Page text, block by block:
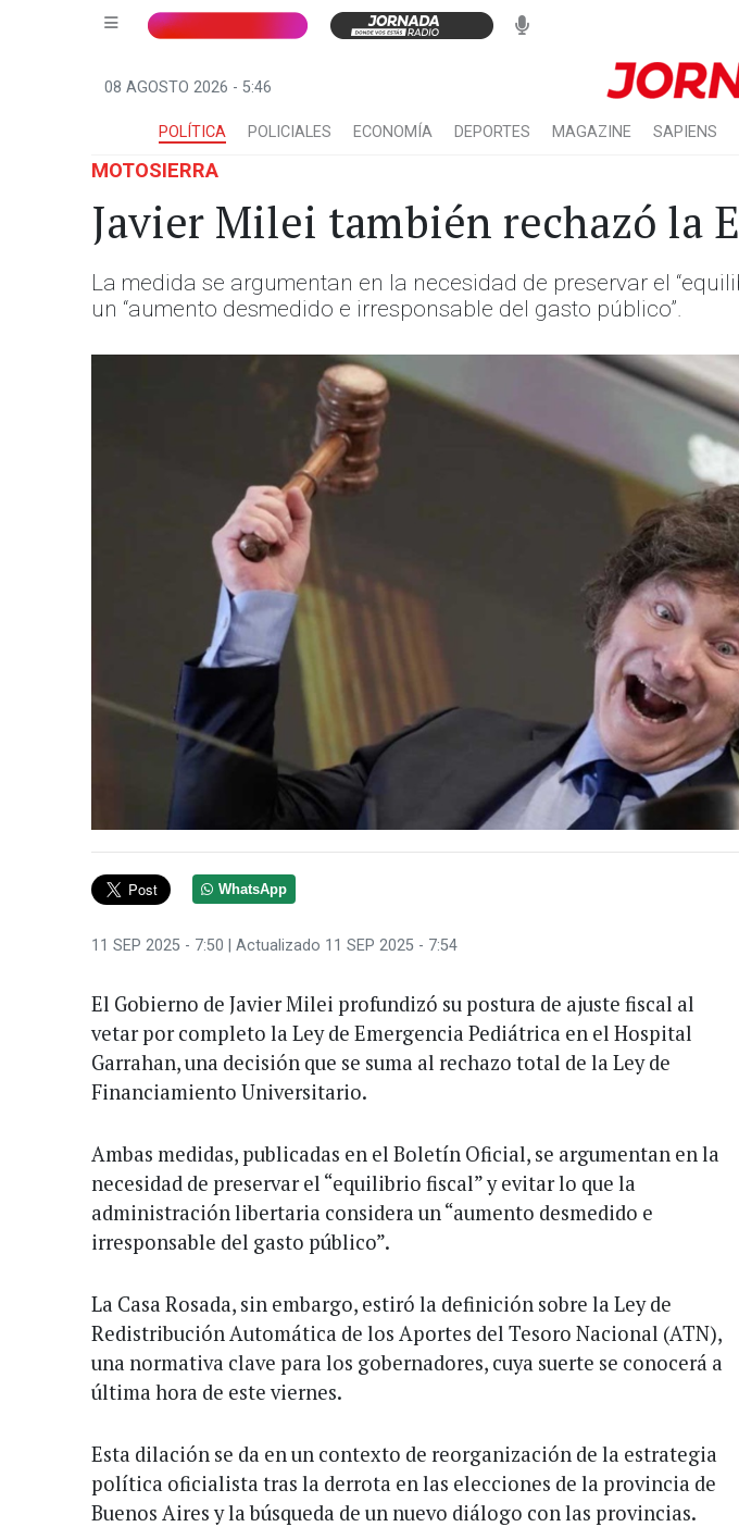
08 AGOSTO 2026 - 5:46
POLÍTICA POLICIALES ECONOMÍA DEPORTES MAGAZINE SAPIENS
MOTOSIERRA
Javier Milei también rechazó la
La medida se argumentan en la necesidad de preservar el
un “aumento desmedido e irresponsable del gasto público”.
WhatsApp
11 SEP 2025 - 7:50 | Actualizado 11 SEP 2025 - 7:54
El Gobierno de Javier Milei profundizó su postura de ajuste fiscal al
vetar por completo la Ley de Emergencia Pediátrica en el Hospital
Garrahan, una decisión que se suma al rechazo total de la Ley de
Financiamiento Universitario.
Ambas medidas, publicadas en el Boletín Oficial, se argumentan en la
necesidad de preservar el “equilibrio fiscal” y evitar lo que la
administración libertaria considera un “aumento desmedido e
irresponsable del gasto público”.
La Casa Rosada, sin embargo, estiró la definición sobre la Ley de
Redistribución Automática de los Aportes del Tesoro Nacional (ATN),
una normativa clave para los gobernadores, cuya suerte se conocerá a
última hora de este viernes.
Esta dilación se da en un contexto de reorganización de la estrategia
política oficialista tras la derrota en las elecciones de la provincia de
Buenos Aires y la búsqueda de un nuevo diálogo con las provincias.